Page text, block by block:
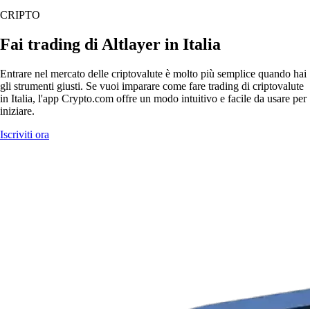
CRIPTO
Fai trading di Altlayer in Italia
Entrare nel mercato delle criptovalute è molto più semplice quando hai
gli strumenti giusti. Se vuoi imparare come fare trading di criptovalute
in Italia, l'app Crypto.com offre un modo intuitivo e facile da usare per
iniziare.
Iscriviti ora